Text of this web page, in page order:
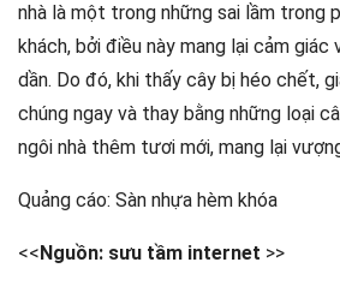
nhà là một trong những sai lầm trong
khách, bởi điều này mang lại cảm giác
dần. Do đó, khi thấy cây bị héo chết,
chúng ngay và thay bằng những loại
ngôi nhà thêm tươi mới, mang lại
Quảng cáo: Sàn nhựa hèm khóa
<< Nguồn: sưu tầm internet >>